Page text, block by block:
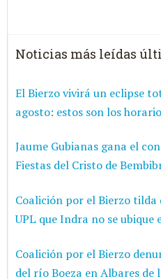
Noticias más leídas
El Bierzo vivirá un eclipse
agosto: estos son los
Jaume Gubianas gana el
Fiestas del Cristo de
Coalición por el Bierzo tilda
UPL que Indra no se ubique
Coalición por el Bierzo
del río Boeza en Albares de